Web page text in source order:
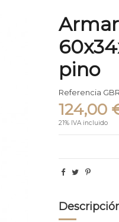
pino
Referencia
124,00
21% IVA incluido